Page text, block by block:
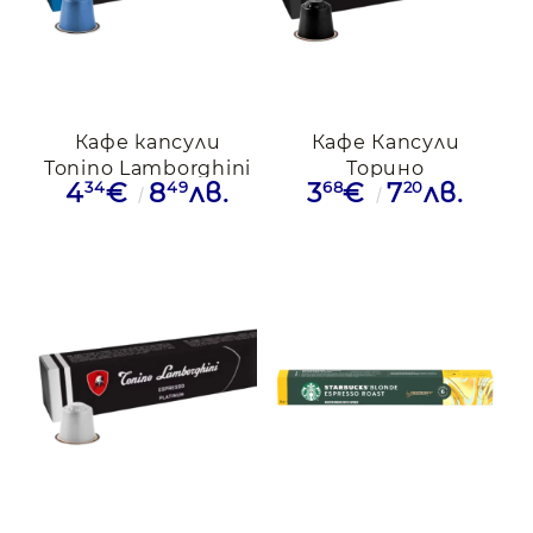
Кафе капсули
Tonino Lamborghini
Decaffeinato
434€ 849лв.
Кафе Капсули
Торино
Ламборджини
368€ 720лв.